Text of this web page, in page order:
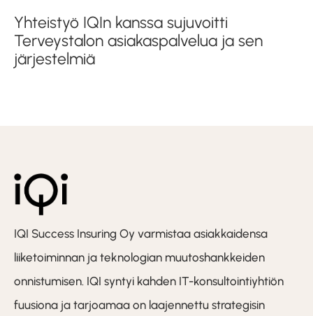
Yhteistyö IQIn kanssa sujuvoitti
Terveystalon asiakaspalvelua ja sen
järjestelmiä
IQI Success Insuring Oy varmistaa asiakkaidensa
liiketoiminnan ja teknologian muutoshankkeiden
onnistumisen. IQI syntyi kahden IT-konsultointiyhtiön
fuusiona ja tarjoamaa on laajennettu strategisin